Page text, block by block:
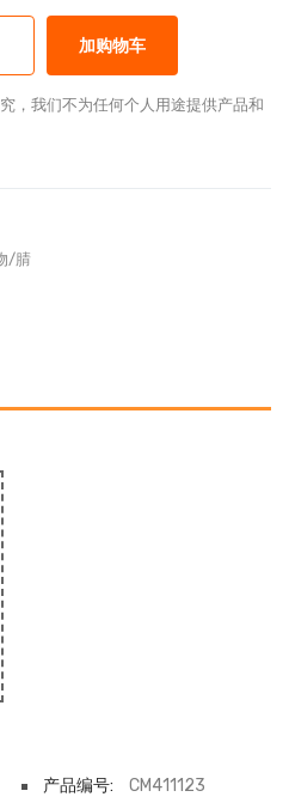
加购物车
，我们不为任何个人用途提供产品和
/腈
产品编号:
CM411123